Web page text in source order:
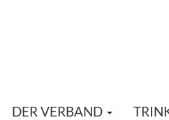
DER VERBAND